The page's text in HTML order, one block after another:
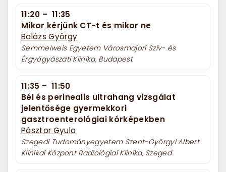
11:20 – 11:35
Mikor kérjünk CT-t és mikor ne
Balázs György
Semmelweis Egyetem Városmajori Szív- és
Érgyógyászati Klinika, Budapest
11:35 – 11:50
Bél és perinealis ultrahang vizsgálat
jelentősége gyermekkori
gasztroenterológiai kórképekben
Pásztor Gyula
Szegedi Tudományegyetem Szent-Györgyi Albert
Klinikai Központ Radiológiai Klinika, Szeged